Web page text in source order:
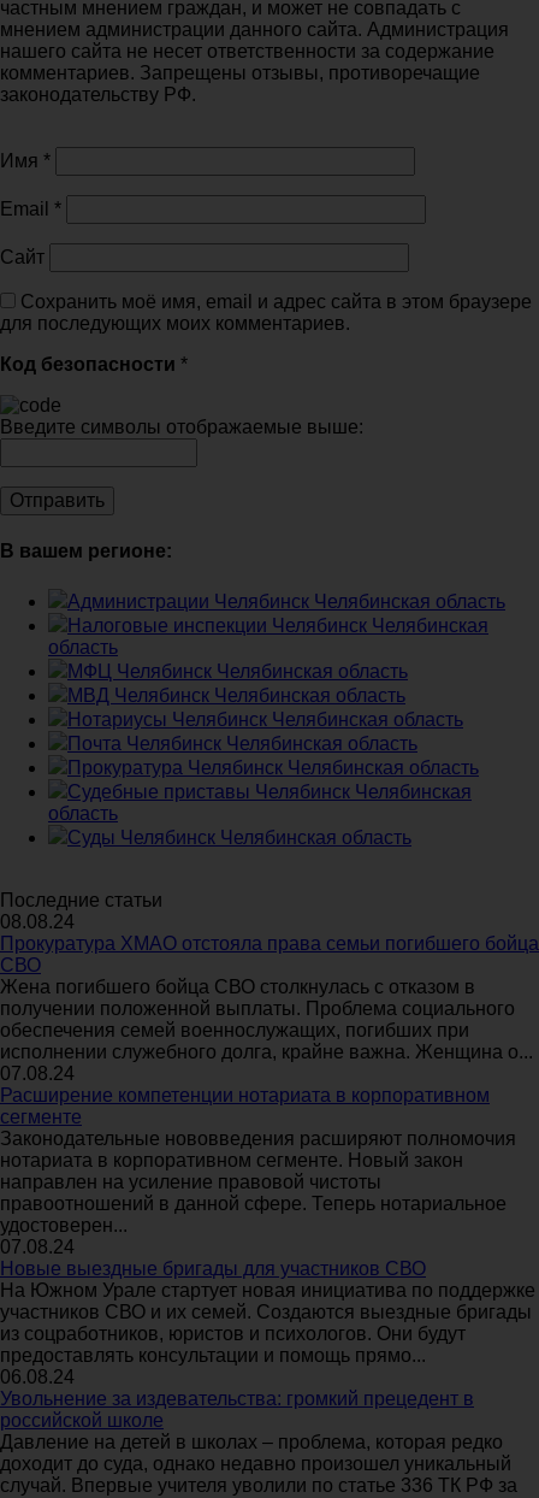
частным мнением граждан, и может не совпадать с
мнением администрации данного сайта. Администрация
нашего сайта не несет ответственности за содержание
комментариев. Запрещены отзывы, противоречащие
законодательству РФ.
Имя *
Email *
Сайт
Сохранить моё имя, email и адрес сайта в этом браузере
для последующих моих комментариев.
Код безопасности *
Введите символы отображаемые выше:
В вашем регионе:
Администрации Челябинск Челябинская область
Налоговые инспекции Челябинск Челябинская
область
МФЦ Челябинск Челябинская область
МВД Челябинск Челябинская область
Нотариусы Челябинск Челябинская область
Почта Челябинск Челябинская область
Прокуратура Челябинск Челябинская область
Судебные приставы Челябинск Челябинская
область
Суды Челябинск Челябинская область
Последние статьи
08.08.24
Прокуратура ХМАО отстояла права семьи погибшего бойца
СВО
Жена погибшего бойца СВО столкнулась с отказом в
получении положенной выплаты. Проблема социального
обеспечения семей военнослужащих, погибших при
исполнении служебного долга, крайне важна. Женщина о...
07.08.24
Расширение компетенции нотариата в корпоративном
сегменте
Законодательные нововведения расширяют полномочия
нотариата в корпоративном сегменте. Новый закон
направлен на усиление правовой чистоты
правоотношений в данной сфере. Теперь нотариальное
удостоверен...
07.08.24
Новые выездные бригады для участников СВО
На Южном Урале стартует новая инициатива по поддержке
участников СВО и их семей. Создаются выездные бригады
из соцработников, юристов и психологов. Они будут
предоставлять консультации и помощь прямо...
06.08.24
Увольнение за издевательства: громкий прецедент в
российской школе
Давление на детей в школах – проблема, которая редко
доходит до суда, однако недавно произошел уникальный
случай. Впервые учителя уволили по статье 336 ТК РФ за